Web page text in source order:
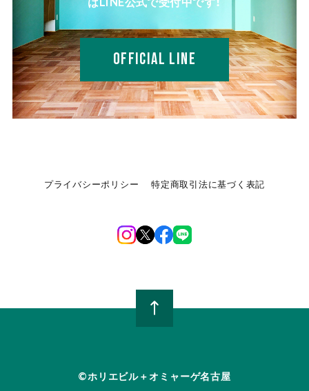
OFFICIAL LINE
プライバシーポリシー 特定商取引法に基づく表記
©︎ホリエビル＋オミャーゲ名古屋